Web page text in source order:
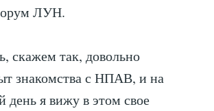
ЛУН.
скажем так, довольно
знакомства с НПАВ, и на
день я вижу в этом свое